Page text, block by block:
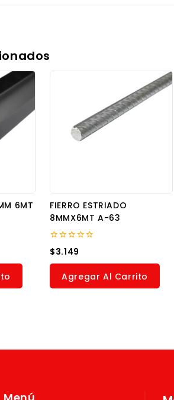
6MT
FIERRO ESTRIADO
8MMX6MT A-63
0
out
of
$3.149
Agregar Al Carrito